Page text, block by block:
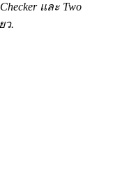
และ Two
ว.